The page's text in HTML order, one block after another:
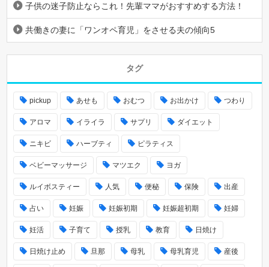
子供の迷子防止ならこれ！先輩ママがおすすめする方法！
共働きの妻に「ワンオペ育児」をさせる夫の傾向5
タグ
pickup あせも おむつ お出かけ つわり
アロマ イライラ サプリ ダイエット
ニキビ ハーブティ ピラティス
ベビーマッサージ マツエク ヨガ
ルイボスティー 人気 便秘 保険 出産
占い 妊娠 妊娠初期 妊娠超初期 妊婦
妊活 子育て 授乳 教育 日焼け
日焼け止め 旦那 母乳 母乳育児 産後